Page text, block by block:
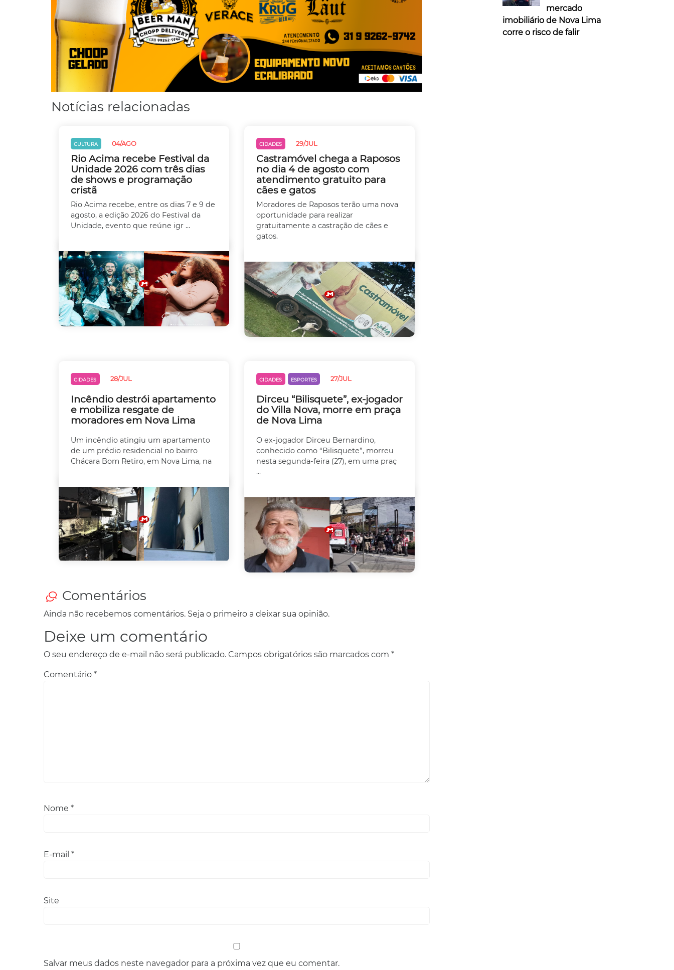
Notícias relacionadas
CULTURA 04/AGO
Rio Acima recebe Festival da
Unidade 2026 com três dias
de shows e programação
cristã
Rio Acima recebe, entre os dias 7 e 9 de
agosto, a edição 2026 do Festival da
Unidade, evento que reúne igr ...
CIDADES 29/JUL
Castramóvel chega a Raposos
no dia 4 de agosto com
atendimento gratuito para
cães e gatos
Moradores de Raposos terão uma nova
oportunidade para realizar
gratuitamente a castração de cães e
gatos.
CIDADES 28/JUL
Incêndio destrói apartamento
e mobiliza resgate de
moradores em Nova Lima
Um incêndio atingiu um apartamento
de um prédio residencial no bairro
Chácara Bom Retiro, em Nova Lima, na
CIDADES ESPORTES 27/JUL
Dirceu “Bilisquete”, ex-jogador
do Villa Nova, morre em praça
de Nova Lima
O ex-jogador Dirceu Bernardino,
conhecido como “Bilisquete”, morreu
nesta segunda-feira (27), em uma praç
...
Comentários
Ainda não recebemos comentários. Seja o primeiro a deixar sua opinião.
Deixe um comentário
O seu endereço de e-mail não será publicado. Campos obrigatórios são marcados com *
Comentário *
Nome *
E-mail *
Site
Salvar meus dados neste navegador para a próxima vez que eu comentar.
mercado
imobiliário de Nova Lima
corre o risco de falir